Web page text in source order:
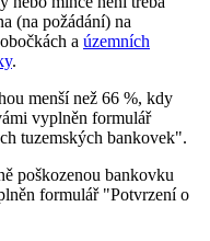
(na požádání) na
a územních
.
menší než 66 %, kdy
vyplněn formulář
tuzemských bankovek".
poškozenou bankovku
formulář "Potvrzení o